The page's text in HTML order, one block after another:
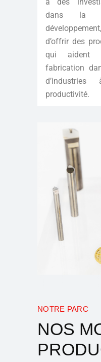
dans la
d’offrir des
qui aident
fabrication
productivité.
NOTRE PARC
NOS